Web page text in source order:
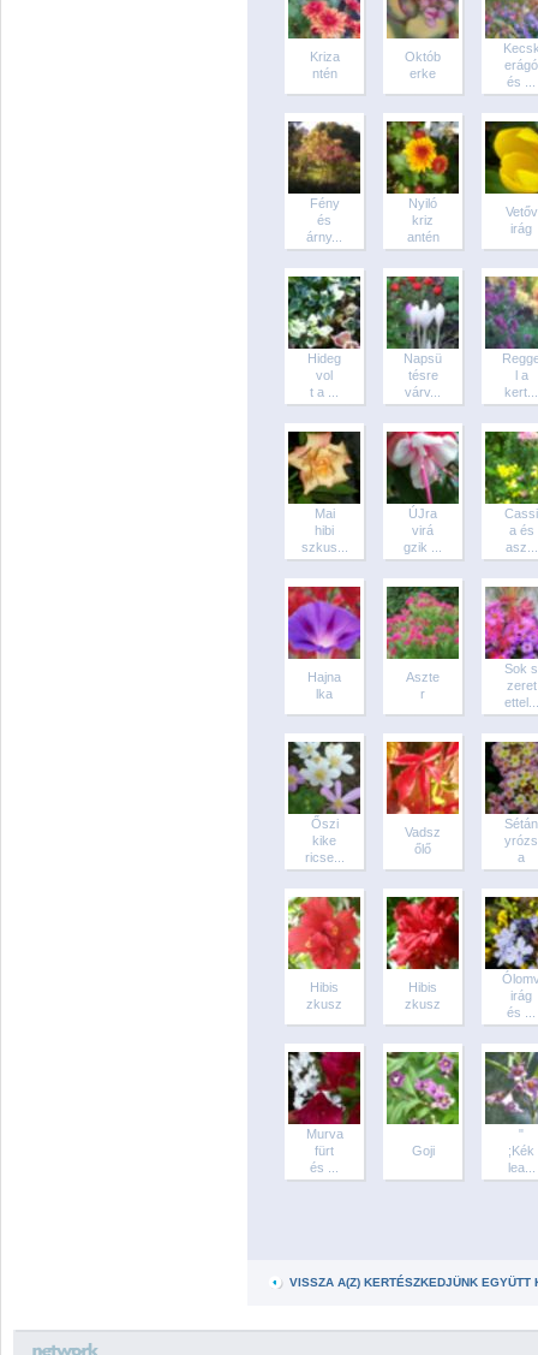
Kriza
ntén
Októb
erke
erágó
és ...
Fény
és
árny...
Nyiló
kriz
antén
Vetőv
irág
Hideg
vol
t a ...
Napsü
tésre
várv...
l a
kert...
Mai
hibi
szkus...
ÚJra
virá
gzik ...
Cassi
a és
asz...
Hajna
lka
Aszte
r
Sok s
zeret
ettel...
Őszi
kike
ricse...
Vadsz
őlő
Sétán
yrózs
a
Hibis
zkusz
Hibis
zkusz
irág
és ...
Murva
fürt
és ...
Goji
"
;Kék
lea...
VISSZA A(Z) KERTÉSZKEDJÜNK